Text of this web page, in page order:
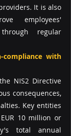
It is also
employees'
regular
compliance with
NIS2 Directive
consequences,
Key entities
10 million or
total annual